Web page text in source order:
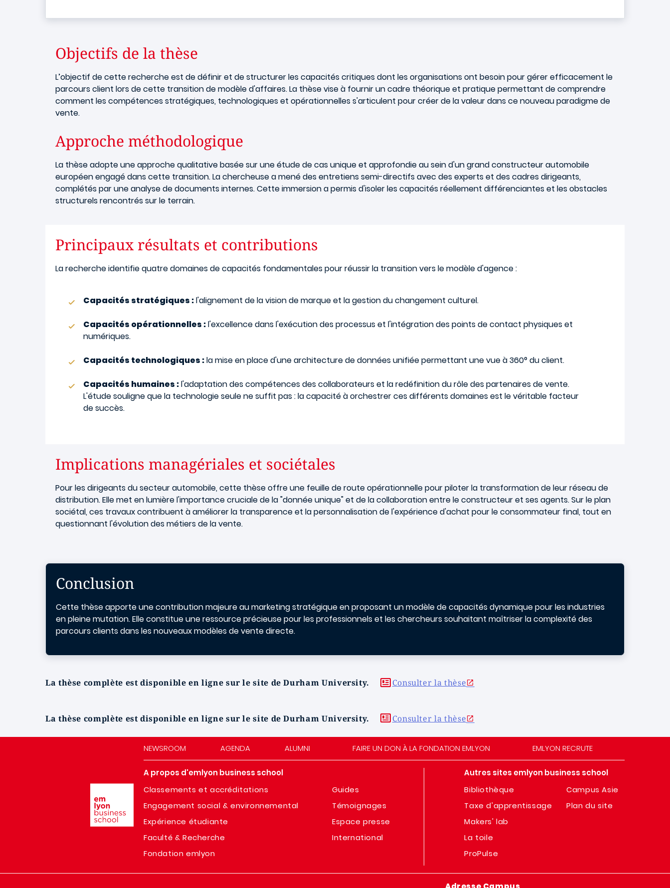
Objectifs de la thèse
L’objectif de cette recherche est de définir et de structurer les capacités critiques dont les organisations ont besoin pour gérer efficacement le
parcours client lors de cette transition de modèle d'affaires. La thèse vise à fournir un cadre théorique et pratique permettant de comprendre
comment les compétences stratégiques, technologiques et opérationnelles s'articulent pour créer de la valeur dans ce nouveau paradigme de
vente.
Approche méthodologique
La thèse adopte une approche qualitative basée sur une étude de cas unique et approfondie au sein d'un grand constructeur automobile
européen engagé dans cette transition. La chercheuse a mené des entretiens semi-directifs avec des experts et des cadres dirigeants,
complétés par une analyse de documents internes. Cette immersion a permis d'isoler les capacités réellement différenciantes et les obstacles
structurels rencontrés sur le terrain.
Principaux résultats et contributions
La recherche identifie quatre domaines de capacités fondamentales pour réussir la transition vers le modèle d'agence :
Capacités stratégiques :l'alignement de la vision de marque et la gestion du changement culturel.
Capacités opérationnelles :l'excellence dans l'exécution des processus et l'intégration des points de contact physiques et
numériques.
Capacités technologiques :la mise en place d'une architecture de données unifiée permettant une vue à 360° du client.
Capacités humaines :l'adaptation des compétences des collaborateurs et la redéfinition du rôle des partenaires de vente.
L'étude souligne que la technologie seule ne suffit pas : la capacité à orchestrer ces différents domaines est le véritable facteur
de succès.
Implications managériales et sociétales
Pour les dirigeants du secteur automobile, cette thèse offre une feuille de route opérationnelle pour piloter la transformation de leur réseau de
distribution. Elle met en lumière l'importance cruciale de la "donnée unique" et de la collaboration entre le constructeur et ses agents. Sur le plan
sociétal, ces travaux contribuent à améliorer la transparence et la personnalisation de l'expérience d'achat pour le consommateur final, tout en
questionnant l'évolution des métiers de la vente.
Conclusion
Cette thèse apporte une contribution majeure au marketing stratégique en proposant un modèle de capacités dynamique pour les industries
en pleine mutation. Elle constitue une ressource précieuse pour les professionnels et les chercheurs souhaitant maîtriser la complexité des
parcours clients dans les nouveaux modèles de vente directe.
La thèse complète est disponible en ligne sur le site de Durham University. Consulter la thèse
La thèse complète est disponible en ligne sur le site de Durham University. Consulter la thèse
NEWSROOM AGENDA ALUMNI FAIRE UN DON À LA FONDATION EMLYON EMLYON RECRUTE
A propos d'emlyon business school
Classements et accréditations
Engagement social & environnemental
Expérience étudiante
Faculté & Recherche
Fondation emlyon
Guides
Témoignages
Espace presse
International
Autres sites emlyon business school
Bibliothèque
Taxe d'apprentissage
Makers' lab
La toile
ProPulse
Campus Asie
Plan du site